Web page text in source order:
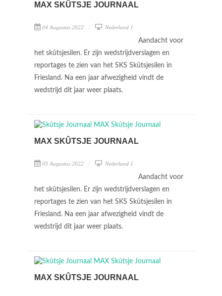
MAX SKÛTSJE JOURNAAL
04 Augustus 2022 Nederland 1
Aandacht voor
het skûtsjesilen. Er zijn wedstrijdverslagen en
reportages te zien van het SKS Skûtsjesilen in
Friesland. Na een jaar afwezigheid vindt de
wedstrijd dit jaar weer plaats.
MAX SKÛTSJE JOURNAAL
03 Augustus 2022 Nederland 1
Aandacht voor
het skûtsjesilen. Er zijn wedstrijdverslagen en
reportages te zien van het SKS Skûtsjesilen in
Friesland. Na een jaar afwezigheid vindt de
wedstrijd dit jaar weer plaats.
MAX SKÛTSJE JOURNAAL